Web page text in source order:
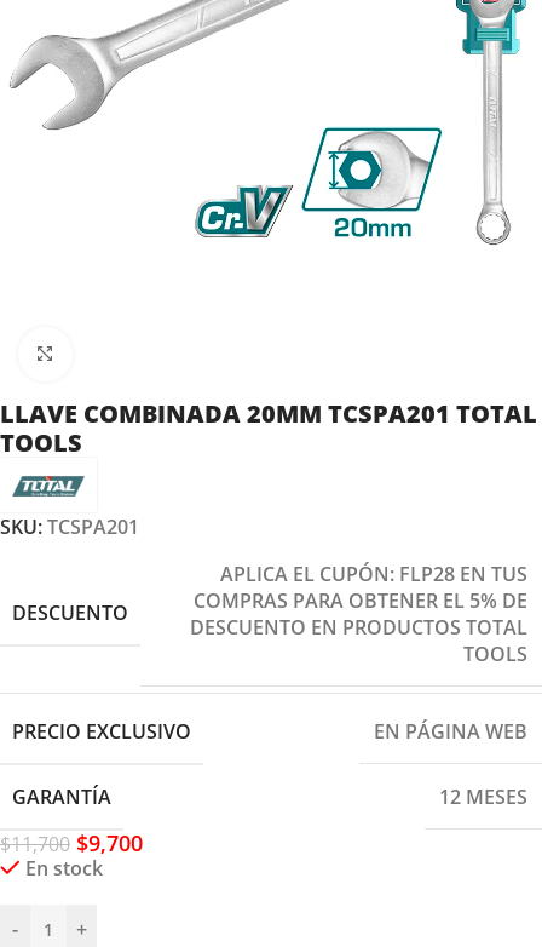
LLAVE COMBINADA 20MM TCSPA201 TOTAL
TOOLS
SKU:TCSPA201
DESCUENTO
APLICA EL CUPÓN: FLP28 EN TUS
COMPRAS PARA OBTENER EL 5% DE
DESCUENTO EN PRODUCTOS TOTAL
TOOLS
PRECIO EXCLUSIVO EN PÁGINA WEB
GARANTÍA
12 MESES
$11,700 $9,700
En stock
- +